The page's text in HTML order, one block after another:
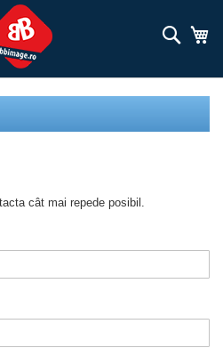
cât mai repede posibil.